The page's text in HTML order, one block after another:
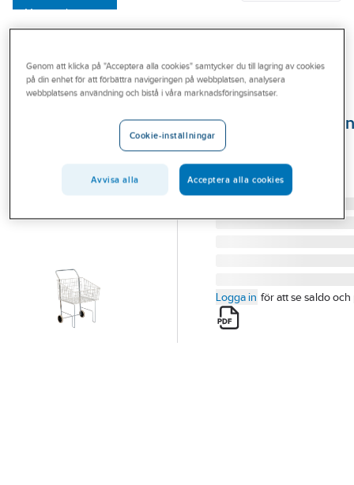
Varumärken
Outlet
Branscher
Trådkorgar till
TRÅDKORG PASSANDE
234300X
Artikelnummer:
11054
Logga in för att se saldo och
Genom att klicka på "Acceptera alla cookies" samtycker du till lagring av cookies
på din enhet för att förbättra navigeringen på webbplatsen, analysera
webbplatsens användning och bistå i våra marknadsföringsinsatser.
Cookie-inställningar
Avvisa alla Acceptera alla cookies